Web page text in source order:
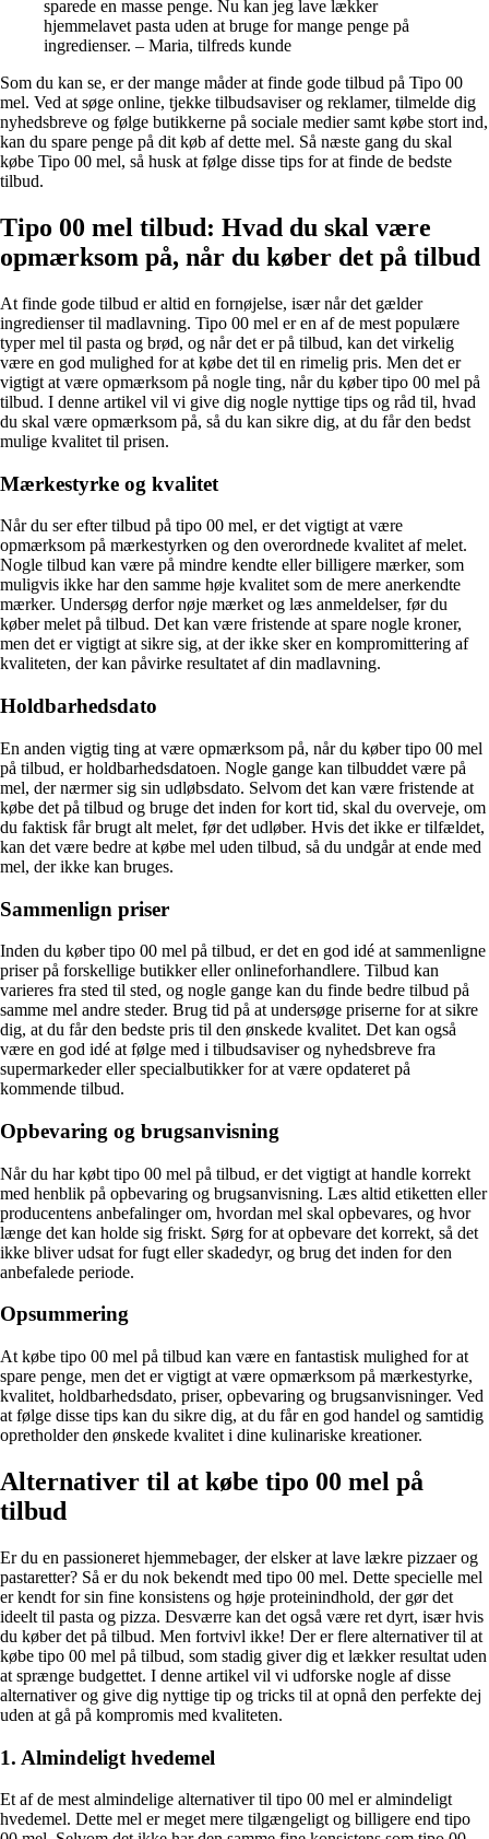
sparede en masse penge. Nu kan jeg lave lækker
hjemmelavet pasta uden at bruge for mange penge på
ingredienser. – Maria, tilfreds kunde
Som du kan se, er der mange måder at finde gode tilbud på Tipo 00
mel. Ved at søge online, tjekke tilbudsaviser og reklamer, tilmelde dig
nyhedsbreve og følge butikkerne på sociale medier samt købe stort ind,
kan du spare penge på dit køb af dette mel. Så næste gang du skal
købe Tipo 00 mel, så husk at følge disse tips for at finde de bedste
tilbud.
Tipo 00 mel tilbud: Hvad du skal være
opmærksom på, når du køber det på tilbud
At finde gode tilbud er altid en fornøjelse, især når det gælder
ingredienser til madlavning. Tipo 00 mel er en af de mest populære
typer mel til pasta og brød, og når det er på tilbud, kan det virkelig
være en god mulighed for at købe det til en rimelig pris. Men det er
vigtigt at være opmærksom på nogle ting, når du køber tipo 00 mel på
tilbud. I denne artikel vil vi give dig nogle nyttige tips og råd til, hvad
du skal være opmærksom på, så du kan sikre dig, at du får den bedst
mulige kvalitet til prisen.
Mærkestyrke og kvalitet
Når du ser efter tilbud på tipo 00 mel, er det vigtigt at være
opmærksom på mærkestyrken og den overordnede kvalitet af melet.
Nogle tilbud kan være på mindre kendte eller billigere mærker, som
muligvis ikke har den samme høje kvalitet som de mere anerkendte
mærker. Undersøg derfor nøje mærket og læs anmeldelser, før du
køber melet på tilbud. Det kan være fristende at spare nogle kroner,
men det er vigtigt at sikre sig, at der ikke sker en kompromittering af
kvaliteten, der kan påvirke resultatet af din madlavning.
Holdbarhedsdato
En anden vigtig ting at være opmærksom på, når du køber tipo 00 mel
på tilbud, er holdbarhedsdatoen. Nogle gange kan tilbuddet være på
mel, der nærmer sig sin udløbsdato. Selvom det kan være fristende at
købe det på tilbud og bruge det inden for kort tid, skal du overveje, om
du faktisk får brugt alt melet, før det udløber. Hvis det ikke er tilfældet,
kan det være bedre at købe mel uden tilbud, så du undgår at ende med
mel, der ikke kan bruges.
Sammenlign priser
Inden du køber tipo 00 mel på tilbud, er det en god idé at sammenligne
priser på forskellige butikker eller onlineforhandlere. Tilbud kan
varieres fra sted til sted, og nogle gange kan du finde bedre tilbud på
samme mel andre steder. Brug tid på at undersøge priserne for at sikre
dig, at du får den bedste pris til den ønskede kvalitet. Det kan også
være en god idé at følge med i tilbudsaviser og nyhedsbreve fra
supermarkeder eller specialbutikker for at være opdateret på
kommende tilbud.
Opbevaring og brugsanvisning
Når du har købt tipo 00 mel på tilbud, er det vigtigt at handle korrekt
med henblik på opbevaring og brugsanvisning. Læs altid etiketten eller
producentens anbefalinger om, hvordan mel skal opbevares, og hvor
længe det kan holde sig friskt. Sørg for at opbevare det korrekt, så det
ikke bliver udsat for fugt eller skadedyr, og brug det inden for den
anbefalede periode.
Opsummering
At købe tipo 00 mel på tilbud kan være en fantastisk mulighed for at
spare penge, men det er vigtigt at være opmærksom på mærkestyrke,
kvalitet, holdbarhedsdato, priser, opbevaring og brugsanvisninger. Ved
at følge disse tips kan du sikre dig, at du får en god handel og samtidig
opretholder den ønskede kvalitet i dine kulinariske kreationer.
Alternativer til at købe tipo 00 mel på
tilbud
Er du en passioneret hjemmebager, der elsker at lave lækre pizzaer og
pastaretter? Så er du nok bekendt med tipo 00 mel. Dette specielle mel
er kendt for sin fine konsistens og høje proteinindhold, der gør det
ideelt til pasta og pizza. Desværre kan det også være ret dyrt, især hvis
du køber det på tilbud. Men fortvivl ikke! Der er flere alternativer til at
købe tipo 00 mel på tilbud, som stadig giver dig et lækker resultat uden
at sprænge budgettet. I denne artikel vil vi udforske nogle af disse
alternativer og give dig nyttige tip og tricks til at opnå den perfekte dej
uden at gå på kompromis med kvaliteten.
1. Almindeligt hvedemel
Et af de mest almindelige alternativer til tipo 00 mel er almindeligt
hvedemel. Dette mel er meget mere tilgængeligt og billigere end tipo